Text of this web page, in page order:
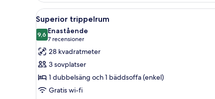
Öppna
alla
foton
för
Superior
trippelrum
Ett modernt badrum med
1
Superior trippelrum
9,69,6 av 10
Enastående
7 recensioner
(7 recensioner)
28 kvadratmeter
3 sovplatser
1 dubbelsäng och 1 bäddsoffa (enkel)
Gratis wi-fi